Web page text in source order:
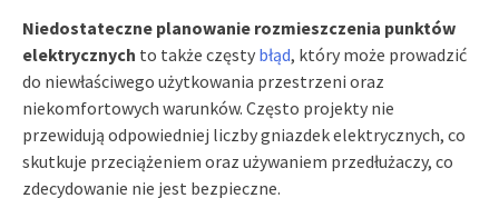
Niedostateczne planowanie rozmieszczenia punktów
elektrycznych to także częsty błąd, który może prowadzić
do niewłaściwego użytkowania przestrzeni oraz
niekomfortowych warunków. Często projekty nie
przewidują odpowiedniej liczby gniazdek elektrycznych, co
skutkuje przeciążeniem oraz używaniem przedłużaczy, co
zdecydowanie nie jest bezpieczne.